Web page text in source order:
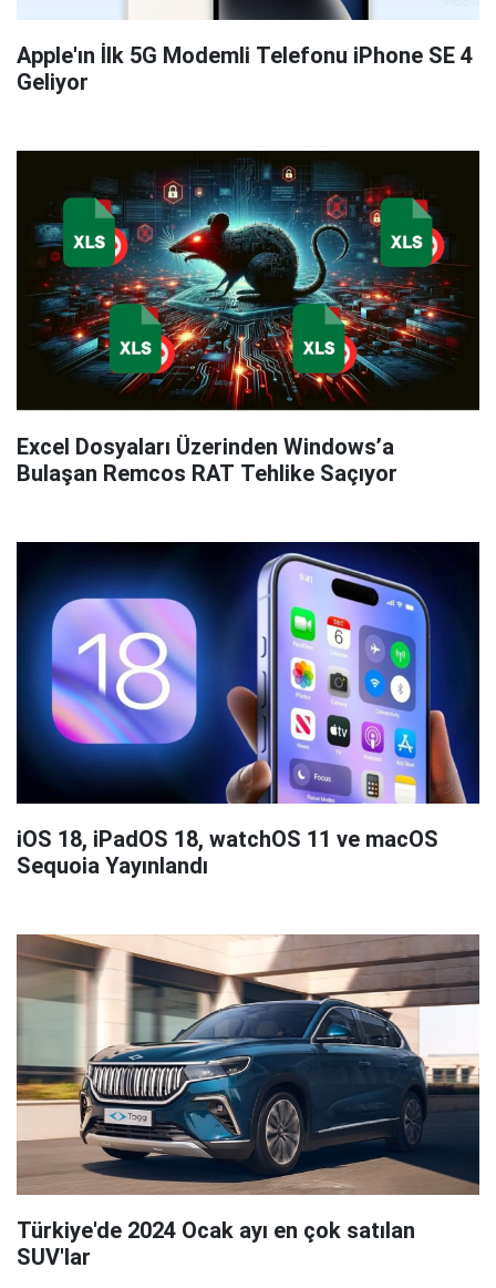
Apple'ın İlk 5G Modemli Telefonu iPhone SE 4
Geliyor
Excel Dosyaları Üzerinden Windows’a
Bulaşan Remcos RAT Tehlike Saçıyor
iOS 18, iPadOS 18, watchOS 11 ve macOS
Sequoia Yayınlandı
Türkiye'de 2024 Ocak ayı en çok satılan
SUV'lar